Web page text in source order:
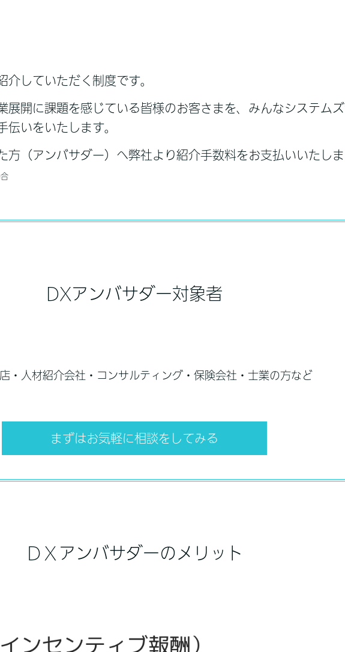
していただく制度です。
展開に課題を感じている皆様のお客さまを、みんなシステム
伝いをいたします。
方（アンバサダー）へ弊社より紹介手数料をお支払いいたしま
DXアンバサダー対象者
・人材紹介会社・コンサルティング・保険会社・士業の方など
まずはお気軽に相談をしてみる
ＤＸアンバサダーのメリット